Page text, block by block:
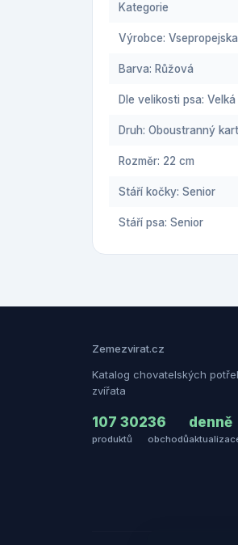
Kategorie
Výrobce: Vsepropejska
Barva: Růžová
Dle velikosti psa:
Druh: Oboustranný
Rozměr: 22 cm
Stáří kočky: Senior
Stáří psa: Senior
Zemezvirat.cz
Katalog chovatelských
zvířata
107 302
produktů
36
obchodů
denně